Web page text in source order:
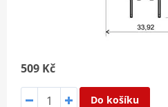
509 Kč
Do košíku